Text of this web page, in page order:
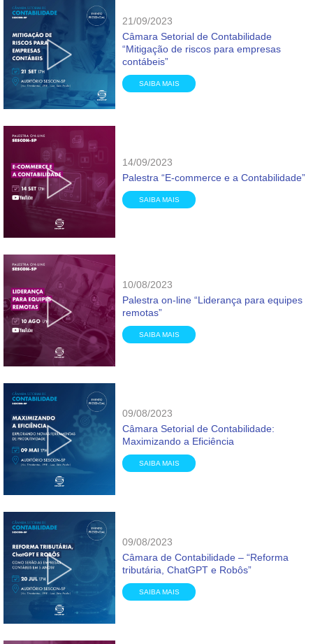
21/09/2023
Câmara Setorial de Contabilidade
“Mitigação de riscos para empresas
contábeis”
SAIBA MAIS
14/09/2023
Palestra “E-commerce e a Contabilidade”
SAIBA MAIS
10/08/2023
Palestra on-line “Liderança para equipes
remotas”
SAIBA MAIS
09/08/2023
Câmara Setorial de Contabilidade:
Maximizando a Eficiência
SAIBA MAIS
09/08/2023
Câmara de Contabilidade – “Reforma
tributária, ChatGPT e Robôs”
SAIBA MAIS